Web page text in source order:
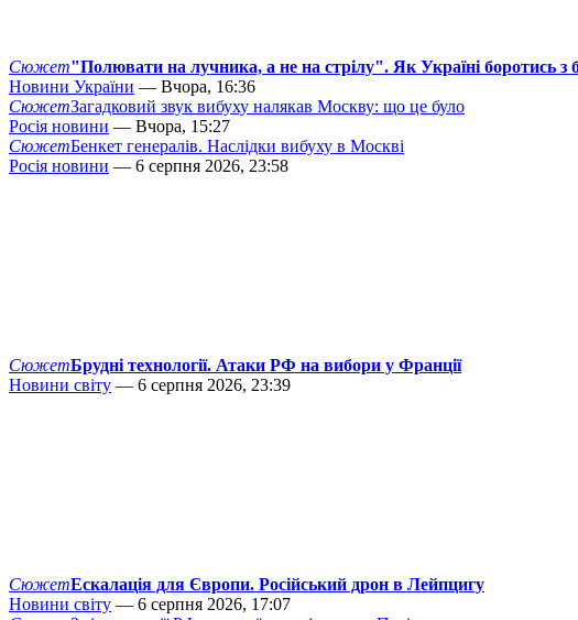
Сюжет"Полювати на лучника, а не на стрілу". Як Україні боротись з
Новини України — Вчора, 16:36
СюжетЗагадковий звук вибуху налякав Москву: що це було
Росія новини — Вчора, 15:27
СюжетБенкет генералів. Наслідки вибуху в Москві
Росія новини — 6 серпня 2026, 23:58
СюжетБрудні технології. Атаки РФ на вибори у Франції
Новини світу — 6 серпня 2026, 23:39
СюжетЕскалація для Європи. Російський дрон в Лейпцигу
Новини світу — 6 серпня 2026, 17:07